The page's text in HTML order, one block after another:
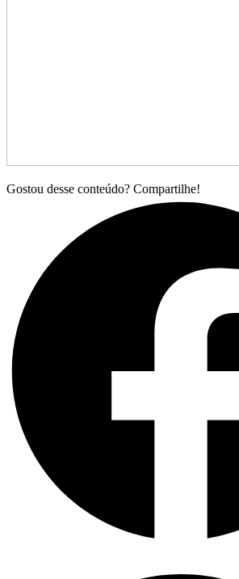
Gostou desse conteúdo? Compartilhe!